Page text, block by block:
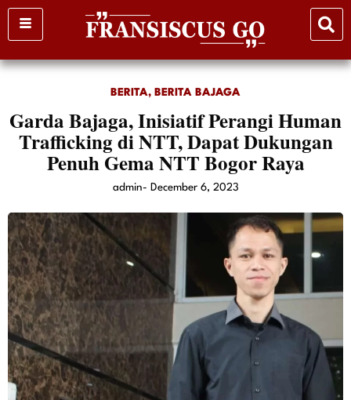
Skip
to
BERITA, BERITA BAJAGA
Garda Bajaga, Inisiatif Perangi Human
Trafficking di NTT, Dapat Dukungan
Penuh Gema NTT Bogor Raya
admin- December 6, 2023